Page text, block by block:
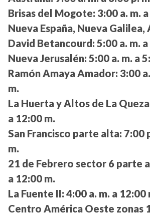
Brisas del Mogote: 3:00 a. m.
Nueva España, Nueva Galilea,
David Betancourd: 5:00 a. m.
Nueva Jerusalén: 5:00 a. m. a
Ramón Amaya Amador: 3:00
m.
La Huerta y Altos de La
a 12:00 m.
San Francisco parte alta: 7:00
m.
21 de Febrero sector 6 parte
a 12:00 m.
La Fuente II: 4:00 a. m. a 12:00
Centro América Oeste zonas